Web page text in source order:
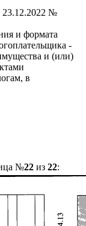
23.12.2022 №
и формата
-
и (или)
в
№22из 22: